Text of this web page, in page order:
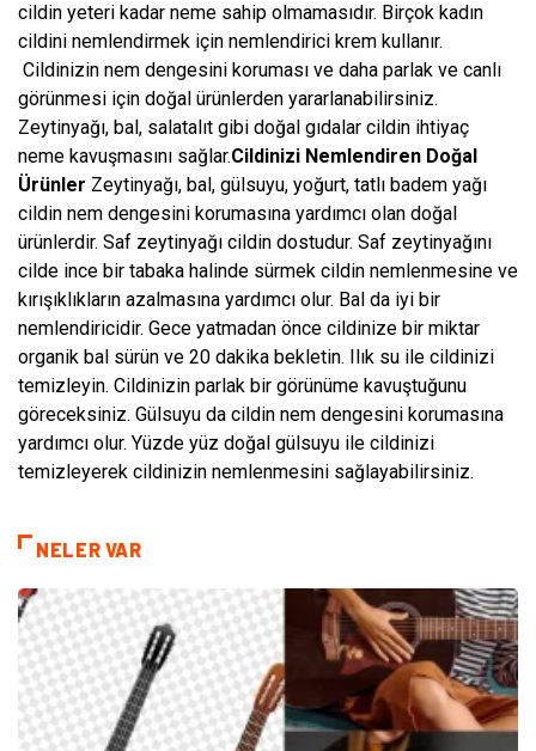
cildin yeteri kadar neme sahip olmamasıdır. Birçok kadın
cildini nemlendirmek için nemlendirici krem kullanır.
Cildinizin nem dengesini koruması ve daha parlak ve canlı
görünmesi için doğal ürünlerden yararlanabilirsiniz.
Zeytinyağı, bal, salatalıt gibi doğal gıdalar cildin ihtiyaç
neme kavuşmasını sağlar.Cildinizi Nemlendiren Doğal
Ürünler Zeytinyağı, bal, gülsuyu, yoğurt, tatlı badem yağı
cildin nem dengesini korumasına yardımcı olan doğal
ürünlerdir. Saf zeytinyağı cildin dostudur. Saf zeytinyağını
cilde ince bir tabaka halinde sürmek cildin nemlenmesine ve
kırışıklıkların azalmasına yardımcı olur. Bal da iyi bir
nemlendiricidir. Gece yatmadan önce cildinize bir miktar
organik bal sürün ve 20 dakika bekletin. Ilık su ile cildinizi
temizleyin. Cildinizin parlak bir görünüme kavuştuğunu
göreceksiniz. Gülsuyu da cildin nem dengesini korumasına
yardımcı olur. Yüzde yüz doğal gülsuyu ile cildinizi
temizleyerek cildinizin nemlenmesini sağlayabilirsiniz.
NELER VAR